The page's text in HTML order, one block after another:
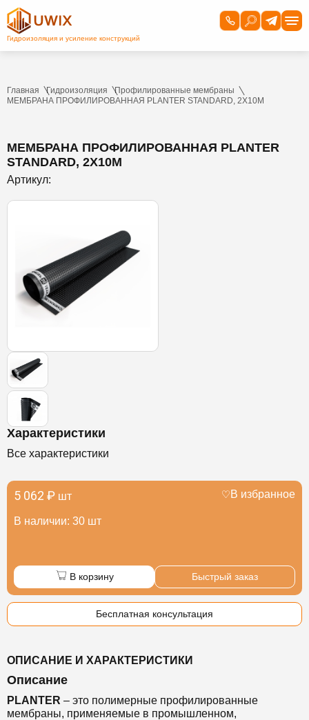
Главная Гидроизоляция
Профилированные мембраны
МЕМБРАНА ПРОФИЛИРОВАННАЯ PLANTER STANDARD, 2Х10М
МЕМБРАНА ПРОФИЛИРОВАННАЯ PLANTER
STANDARD, 2Х10М
Артикул:
Характеристики
Все характеристики
5 062 ₽ шт
В наличии: 30 шт
В избранное
В корзину Быстрый заказ
Бесплатная консультация
ОПИСАНИЕ И ХАРАКТЕРИСТИКИ
Описание
PLANTER – это полимерные профилированные
мембраны, применяемые в промышленном,